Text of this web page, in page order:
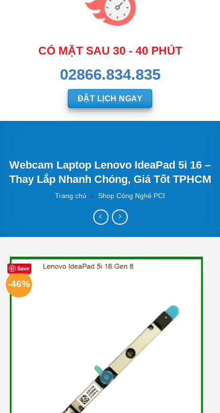
CÓ MẶT SAU 30 - 40 PHÚT
02866.834.835
ĐẶT LỊCH NGAY
Webcam Laptop Lenovo IdeaPad 5i 16 –
Thay Lắp Nhanh Chóng, Giá Tốt TPHCM
Trang chủ » Shop Công Nghệ PCI
Save
-46%